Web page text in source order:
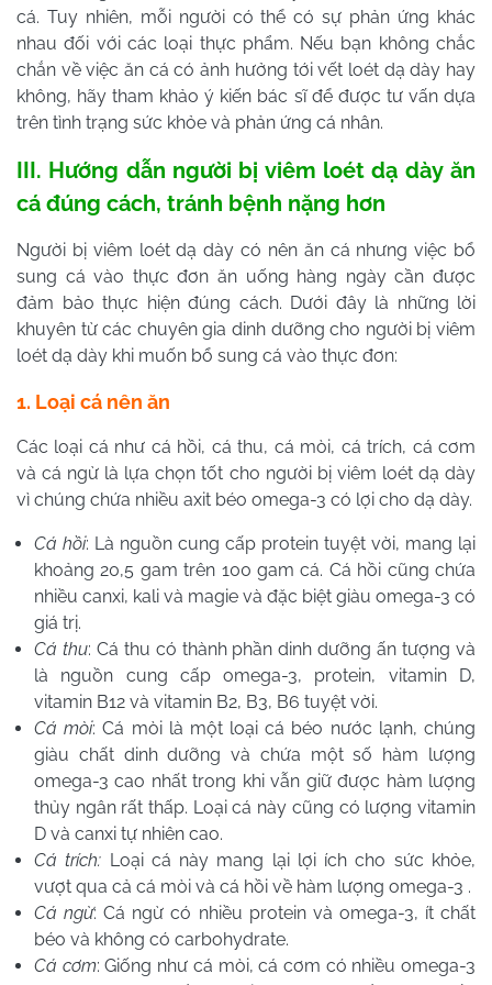
cá. Tuy nhiên, mỗi người có thể có sự phản ứng khác
nhau đối với các loại thực phẩm. Nếu bạn không chắc
chắn về việc ăn cá có ảnh hưởng tới vết loét dạ dày hay
không, hãy tham khảo ý kiến bác sĩ để được tư vấn dựa
trên tình trạng sức khỏe và phản ứng cá nhân.
III. Hướng dẫn người bị viêm loét dạ dày ăn
cá đúng cách, tránh bệnh nặng hơn
Người bị viêm loét dạ dày có nên ăn cá nhưng việc bổ
sung cá vào thực đơn ăn uống hàng ngày cần được
đảm bảo thực hiện đúng cách. Dưới đây là những lời
khuyên từ các chuyên gia dinh dưỡng cho người bị viêm
loét dạ dày khi muốn bổ sung cá vào thực đơn:
1. Loại cá nên ăn
Các loại cá như cá hồi, cá thu, cá mòi, cá trích, cá cơm
và cá ngừ là lựa chọn tốt cho người bị viêm loét dạ dày
vì chúng chứa nhiều axit béo omega-3 có lợi cho dạ dày.
Cá hồi: Là nguồn cung cấp protein tuyệt vời, mang lại
khoảng 20,5 gam trên 100 gam cá. Cá hồi cũng chứa
nhiều canxi, kali và magie và đặc biệt giàu omega-3 có
giá trị.
Cá thu: Cá thu có thành phần dinh dưỡng ấn tượng và
là nguồn cung cấp omega-3, protein, vitamin D,
vitamin B12 và vitamin B2, B3, B6 tuyệt vời.
Cá mòi: Cá mòi là một loại cá béo nước lạnh, chúng
giàu chất dinh dưỡng và chứa một số hàm lượng
omega-3 cao nhất trong khi vẫn giữ được hàm lượng
thủy ngân rất thấp. Loại cá này cũng có lượng vitamin
D và canxi tự nhiên cao.
Cá trích: Loại cá này mang lại lợi ích cho sức khỏe,
vượt qua cả cá mòi và cá hồi về hàm lượng omega-3 .
Cá ngừ: Cá ngừ có nhiều protein và omega-3, ít chất
béo và không có carbohydrate.
Cá cơm: Giống như cá mòi, cá cơm có nhiều omega-3